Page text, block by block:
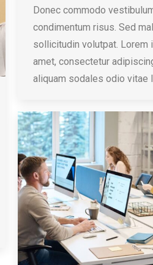
Donec commodo
condimentum risus. Sed
sollicitudin volutpat. Lorem
amet, consectetur
aliquam sodales odio vitae